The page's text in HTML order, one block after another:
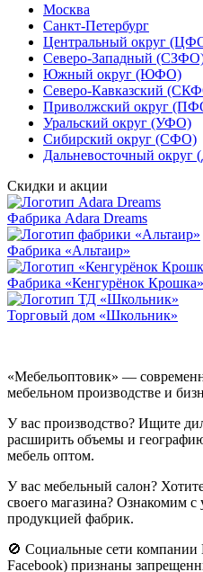
Москва
Санкт-Петербург
Центральный округ
Северо-Западный
Южный округ (ЮФО)
Северо-Кавказский
Приволжский округ
Уральский округ (УФО)
Сибирский округ (СФО)
Дальневосточный
Скидки и акции
Фабрика Adara Dreams
Фабрика «Альтаир»
Фабрика «Кенгурёнок Крошка»
Торговый дом «Школьник»
«Мебельоптовик» —
мебельном производстве и
У вас производство? Ищите
расширить объемы и
мебель оптом.
У вас мебельный салон?
своего магазина? Ознакомим
продукцией фабрик.
🚫 Социальные сети компании
Facebook) признаны